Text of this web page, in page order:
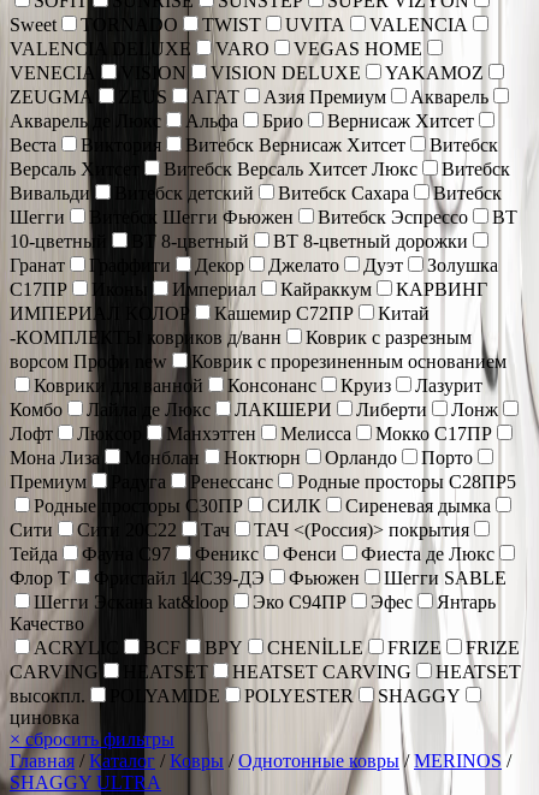
Sweet
TORNADO TWIST UVITA
VALENCIA
VALENCIA DELUXE
VARO
VEGAS HOME
VENECIA
VISION VISION DELUXE
YAKAMOZ
ZEUGMA
ZEUS АГАТ Азия Премиум
Акварель
Акварель де Люкс
Альфа Брио
Вернисаж Хитсет
Веста
Виктория Витебск Вернисаж Хитсет
Витебск
Версаль Хитсет
Витебск Версаль Хитсет Люкс
Витебск
Вивальди
Витебск детский Витебск Сахара
Витебск
Шегги
Витебск Шегги Фьюжен Витебск Эспрессо
ВТ
10-цветный
ВТ 8-цветный
ВТ 8-цветный дорожки
Гранат
Граффити Декор Джелато Дуэт
Золушка
С17ПР
Иконы Империал Кайраккум
КАРВИНГ
ИМПЕРИАЛ КОЛОР
Кашемир С72ПР
Китай
-КОМПЛЕКТЫ ковриков д/ванн
Коврик c разрезным
ворсом Профи new
Коврик с прорезиненным основанием
Коврики для ванной
Консонанс Круиз
Лазурит
Комбо
Лайла де Люкс ЛАКШЕРИ Либерти
Лонж
Лофт
Люксор Манхэттен Мелисса
Мокко С17ПР
Мона Лиза
Монблан Ноктюрн Орландо
Порто
Премиум
Радуга Ренессанс
Родные просторы С28ПР5
Родные просторы С30ПР
СИЛК
Сиреневая дымка
Сити
Сити 20С22 Тач
ТАЧ <(Россия)> покрытия
Тейда
Фауна С97 Феникс Фенси
Фиеста де Люкс
Флор Т
Фристайл 14С39-ДЭ Фьюжен
Шегги SABLE
Шегги Эскана kat&loop
Эко С94ПР Эфес
Янтарь
Качество
ACRYLIC
BCF BPY CHENİLLE FRIZE
FRIZE
CARVING
HEATSET HEATSET CARVING
HEATSET
высокпл.
POLYAMIDE POLYESTER
SHAGGY
циновка
× сбросить фильтры
Главная /Каталог /Ковры /Однотонные ковры/MERINOS /
SHAGGY ULTRA